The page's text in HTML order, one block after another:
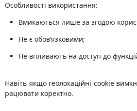
Особливості використання:
Вмикаються лише за згодою
Не є обов’язковими;
Не впливають на доступ до
Навіть якщо геолокаційні cookie
рацювати коректно.